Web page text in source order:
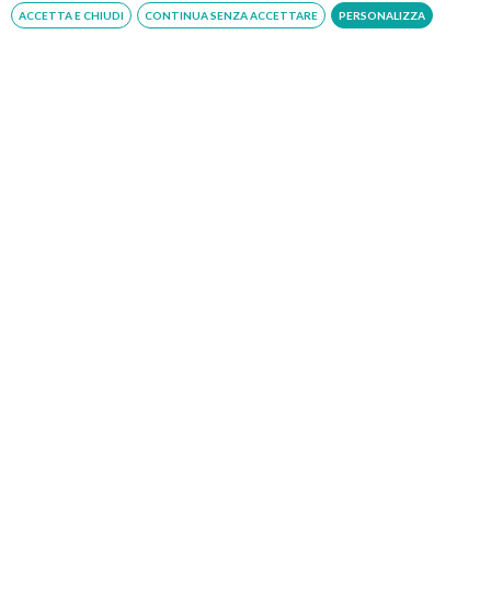
ACCETTA E CHIUDI CONTINUA SENZA ACCETTARE PERSONALIZZA
meccanismo che permette la suturazione meccanica che